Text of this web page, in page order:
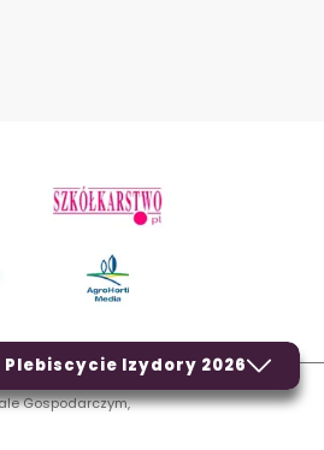
Plebiscycie Izydory 2026
Gospodarczym,